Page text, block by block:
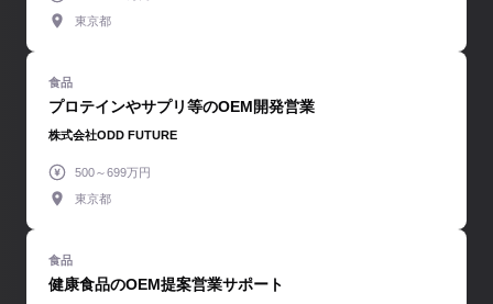
東京都
プロテインやサプリ等のOEM開発営業
株式会社ODD FUTURE
500～699万円
東京都
健康食品のOEM提案営業サポート